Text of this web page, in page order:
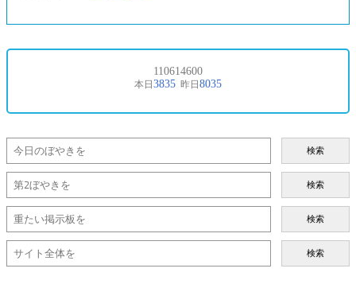
検索
検索
検索
検索